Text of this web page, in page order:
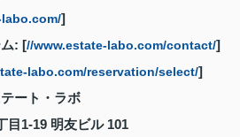
]
: [//www.estate-labo.com/contact/]
labo.com/reservation/select/]
ート・ラボ
目1-19 明友ビル 101